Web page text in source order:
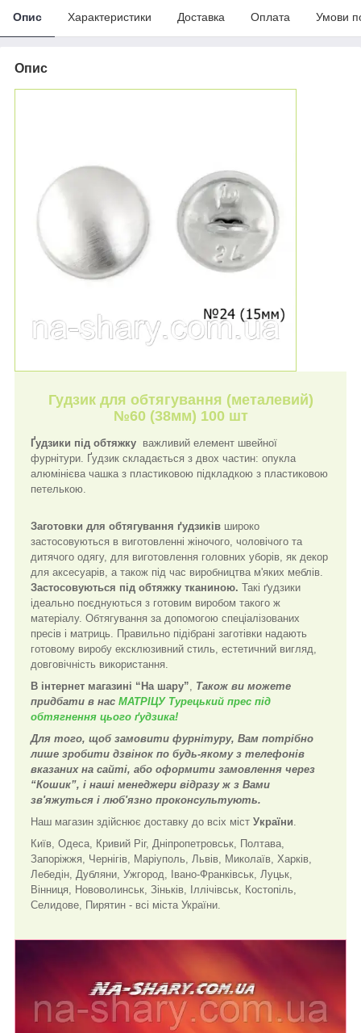
Опис Характеристики Доставка Оплата Умови
Опис
Гудзик для обтягування (металевий)
№60 (38мм) 100 шт
Ґудзики під обтяжку важливий елемент швейної
фурнітури. Ґудзик складається з двох частин: опукла
алюмінієва чашка з пластиковою підкладкою з пластиковою
петелькою.
Заготовки для обтягування ґудзиків широко
застосовуються в виготовленні жіночого, чоловічого та
дитячого одягу, для виготовлення головних уборів, як декор
для аксесуарів, а також під час виробництва м'яких меблів.
Застосовуються під обтяжку тканиною. Такі ґудзики
ідеально поєднуються з готовим виробом такого ж
матеріалу. Обтягування за допомогою спеціалізованих
пресів і матриць. Правильно підібрані заготівки надають
готовому виробу ексклюзивний стиль, естетичний вигляд,
довговічність використання.
В інтернет магазині “На шару”, Також ви можете
придбати в нас МАТРІЦУ Турецький прес під
обтягнення цього ґудзика!
Для того, щоб замовити фурнітуру, Вам потрібно
лише зробити дзвінок по будь-якому з телефонів
вказаних на сайті, або оформити замовлення через
“Кошик”, і наші менеджери відразу ж з Вами
зв'яжуться і люб'язно проконсультують.
Наш магазин здійснює доставку до всіх міст України.
Київ, Одеса, Кривий Ріг, Дніпропетровськ, Полтава,
Запоріжжя, Чернігів, Маріуполь, Львів, Миколаїв, Харків,
Лебедін, Дубляни, Ужгород, Івано-Франківськ, Луцьк,
Вінниця, Нововолинськ, Зіньків, Іллічівськ, Костопіль,
Селидове, Пирятин - всі міста України.